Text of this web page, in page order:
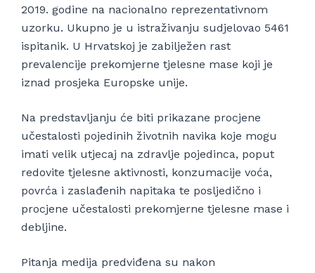
2019. godine na nacionalno reprezentativnom
uzorku. Ukupno je u istraživanju sudjelovao 5461
ispitanik. U Hrvatskoj je zabilježen rast
prevalencije prekomjerne tjelesne mase koji je
iznad prosjeka Europske unije.
Na predstavljanju će biti prikazane procjene
učestalosti pojedinih životnih navika koje mogu
imati velik utjecaj na zdravlje pojedinca, poput
redovite tjelesne aktivnosti, konzumacije voća,
povrća i zaslađenih napitaka te posljedično i
procjene učestalosti prekomjerne tjelesne mase i
debljine.
Pitanja medija predviđena su nakon